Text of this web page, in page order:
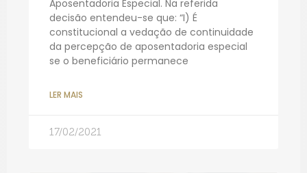
Aposentadoria Especial. Na referida
decisão entendeu-se que: “I) É
constitucional a vedação de continuidade
da percepção de aposentadoria especial
se o beneficiário permanece
LER MAIS
17/02/2021